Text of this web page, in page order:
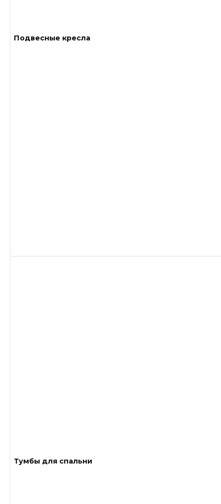
Подвесные кресла
Тумбы для спальни